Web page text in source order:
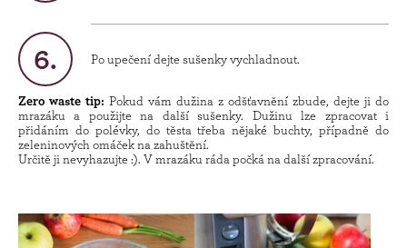
Po upečení dejte sušenky vychladnout.
Zero waste tip: Pokud vám dužina z odšťavnění zbude, dejte ji do
mrazáku a použijte na další sušenky. Dužinu lze zpracovat i
přidáním do polévky, do těsta třeba nějaké buchty, případně do
zeleninových omáček na zahuštění.
Určitě ji nevyhazujte :). V mrazáku ráda počká na další zpracování.